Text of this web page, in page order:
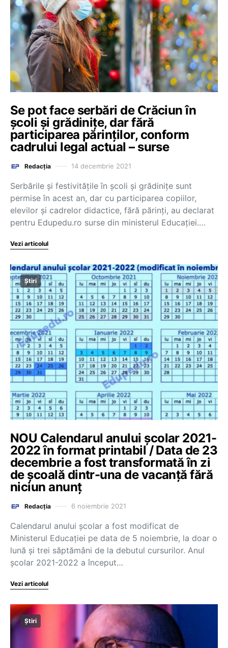
Se pot face serbări de Crăciun în
școli și grădinițe, dar fără
participarea părinților, conform
cadrului legal actual – surse
Redacția 14 decembrie 2021
Serbările și festivitățile în școli și grădinițe sunt
permise în acest an, dar cu participarea copiilor,
elevilor și cadrelor didactice, fără părinți, au declarat
pentru Edupedu.ro surse din ministerul Educației.…
Vezi articolul
Știri
NOU Calendarul anului școlar 2021-
2022 în format printabil / Data de 23
decembrie a fost transformată în zi
de școală dintr-una de vacanță fără
niciun anunț
Redacția 6 noiembrie 2021
Calendarul anului școlar a fost modificat de
Ministerul Educației pe data de 5 noiembrie, la doar o
lună și trei săptămâni de la debutul cursurilor. Anul
şcolar 2021-2022 a început…
Vezi articolul
Știri